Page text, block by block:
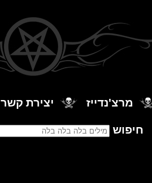
מרצ'נדייז יצירת קשר
חיפוש